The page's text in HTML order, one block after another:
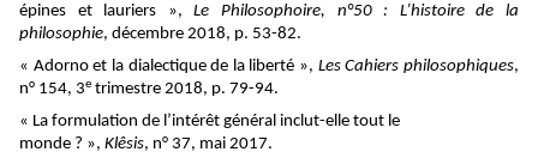
épines et lauriers »,Le Philosophoire, n°50 : L’histoire de la
philosophie, décembre 2018, p. 53-82.
« Adorno et la dialectique de la liberté », Les Cahiers philosophiques,
n° 154, 3e trimestre 2018, p. 79-94.
« La formulation de l’intérêt général inclut-elle tout le
monde ? », Klêsis, n° 37, mai 2017.